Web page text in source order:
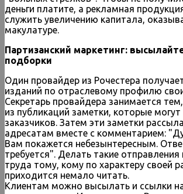
деньги платите, а рекламная
служить увеличению капитала,
макулатуре.
Партизанский маркетинг:
подборки
Один провайдер из Рочестера
изданий по отраслевому профилю
Секретарь провайдера занимается
из публикаций заметки, которые могут
заказчиков. Затем эти заметки
адресатам вместе с комментарием:
Вам покажется небезынтересным.
требуется". Делать такие отправления
труда тому, кому по характеру своей
приходится немало читать.
Клиентам можно высылать и ссылки